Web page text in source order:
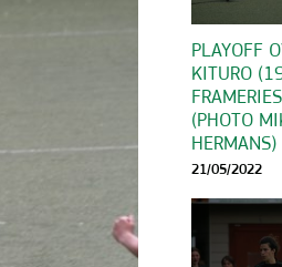
PLAYOFF
KITURO
(PHOTO
HERMANS)
21/05/2022